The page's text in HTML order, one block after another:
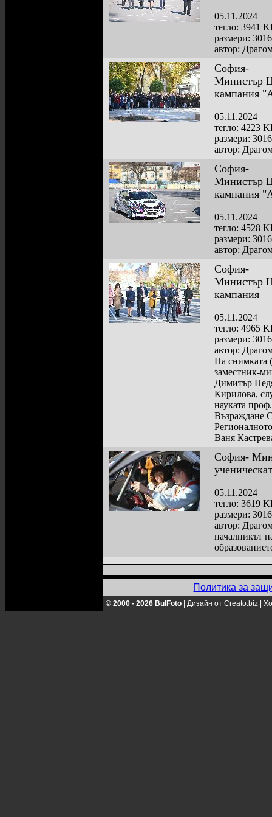
05.11.2024
тегло: 3941
размери:
автор:
София-
Министър
кампания
05.11.2024
тегло: 4223
размери:
автор:
София-
Министър
кампания
05.11.2024
тегло: 4528
размери:
автор:
София-
Министър
кампания
05.11.2024
тегло: 4965
размери:
автор:
На снимката
заместник-
Димитър
Кирилова,
науката
Възраждане
Ваня
София-
05.11.2024
тегло: 3619
размери:
автор:
началникът
Политика за
© 2000 - 2026 BulFoto Дизайн от Creato.biz